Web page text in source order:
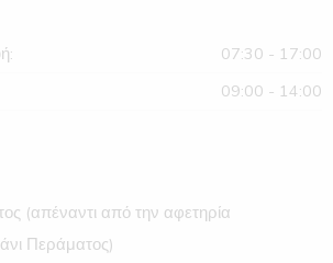
07:30 - 17:00
09:00 - 14:00
(απέναντι από την αφετηρία
Περάματος)